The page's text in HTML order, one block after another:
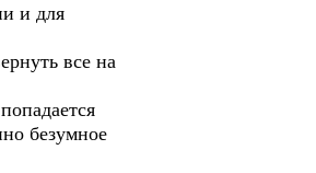
и для
все на
безумное